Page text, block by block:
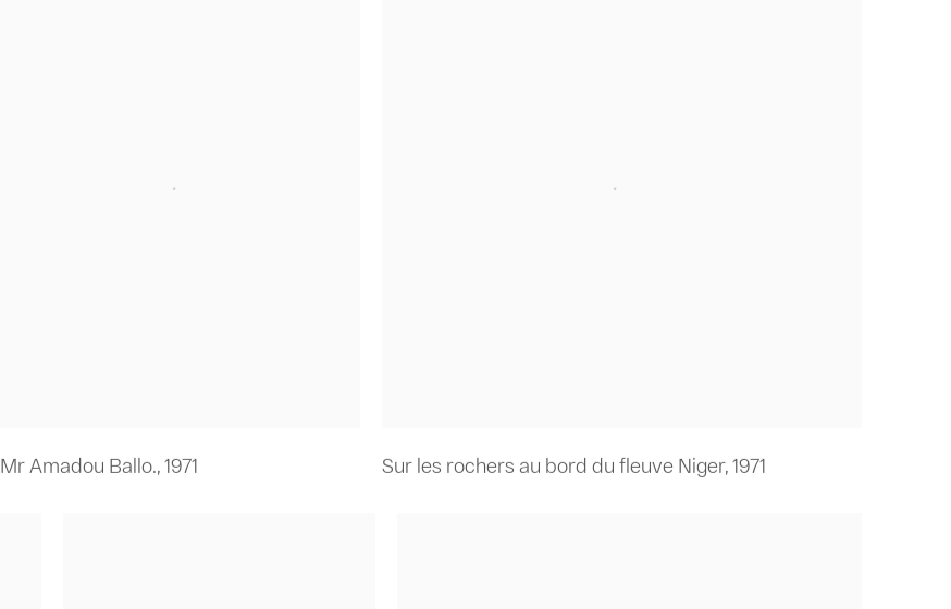
Mr Amadou Ballo.,1971 Sur les rochers au bord du fleuve Niger,1971